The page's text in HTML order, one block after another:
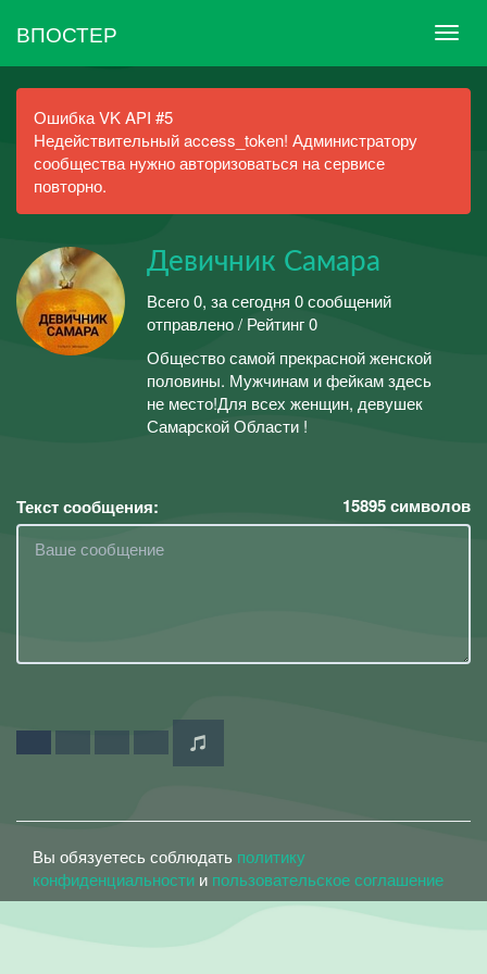
ВПОСТЕР
Ошибка VK API #5
Недействительный access_token! Администратору
сообщества нужно авторизоваться на сервисе
повторно.
Девичник Самара
Всего 0, за сегодня 0 сообщений
отправлено / Рейтинг 0
Общество самой прекрасной женской
половины. Мужчинам и фейкам здесь
не место!Для всех женщин, девушек
Самарской Области !
Текст сообщения: 15895символов
Вы обязуетесь соблюдать политику
конфиденциальности и пользовательское соглашение